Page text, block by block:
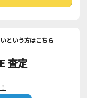
という方はこちら
査定